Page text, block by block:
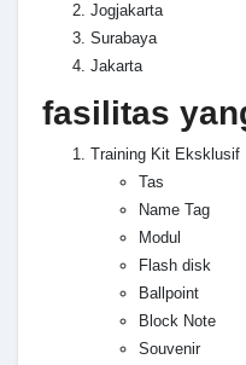
Jogjakarta
Surabaya
Jakarta
fasilitas
Training Kit Eksklusif
Tas
Name Tag
Modul
Flash disk
Ballpoint
Block Note
Souvenir